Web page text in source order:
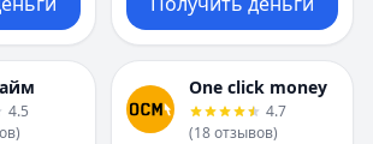
4.5
)
One click money
4.7
(18отзывов)